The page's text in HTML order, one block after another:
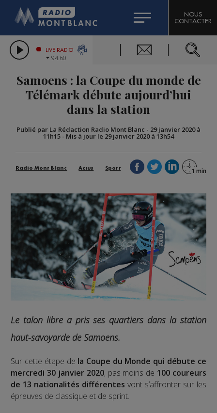
LES CHRONIQUES DE L'EXPERT
CITIZEN MACHINERY
GRAND MASSIF DOMAINES SKIABLES
BIGARD
COMPAGNIE DU MONT-BLANC
NOUS
CONTACTER
LIVE RADIO
94.60
Samoens : la Coupe du monde de
Télémark débute aujourd’hui
dans la station
Publié par La Rédaction Radio Mont Blanc - 29 janvier 2020 à
11h15 - Mis à jour le 29 janvier 2020 à 13h54
Radio Mont Blanc Actus Sport
Le talon libre a pris ses quartiers dans la station
haut-savoyarde de Samoens.
Sur cette étape de la Coupe du Monde qui débute ce
mercredi 30 janvier 2020, pas moins de 100 coureurs
de 13 nationalités différentes vont s’affronter sur les
épreuves de classique et de sprint.